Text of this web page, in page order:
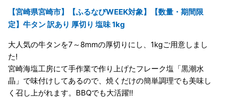
【宮崎県宮崎市】【ふるなびWEEK対象】【数量・期間限
定】牛タン 訳あり 厚切り 塩味 1kg
大人気の牛タンを7～8mmの厚切りにし、1kgご用意しまし
た!
宮崎海塩工房にて手作業で作り上げたフレーク塩「黒潮水
晶」で味付けしてあるので、焼くだけの簡単調理でも美味し
く召し上がれます。BBQでも大活躍!!